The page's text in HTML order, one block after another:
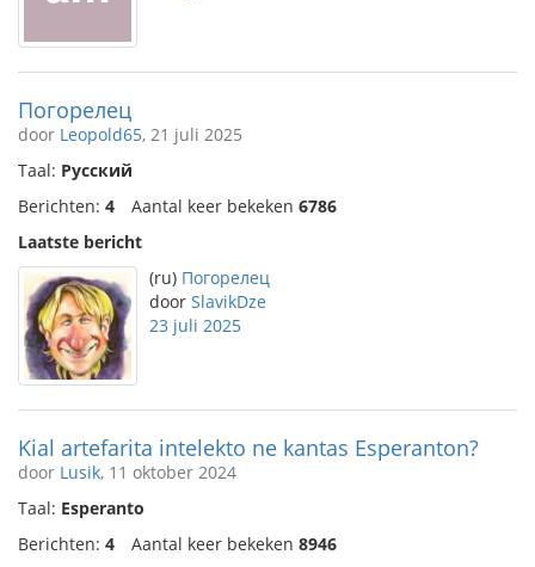
Погорелец
door Leopold65, 21 juli 2025
Taal: Русский
Berichten: 4 Aantal keer bekeken 6786
Laatste bericht
(ru) Погорелец
door SlavikDze
23 juli 2025
Kial artefarita intelekto ne kantas Esperanton?
door Lusik, 11 oktober 2024
Taal: Esperanto
Berichten: 4 Aantal keer bekeken 8946